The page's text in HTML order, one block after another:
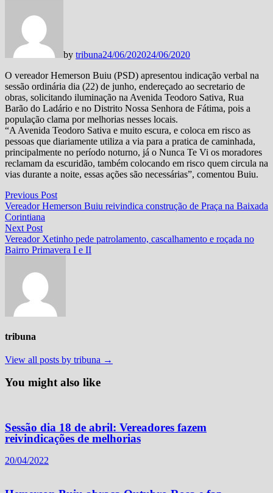
by tribuna24/06/202024/06/2020
O vereador Hemerson Buiu (PSD) apresentou indicação verbal na
sessão ordinária dia (22) de junho, endereçado ao secretario de
obras, solicitando iluminação na Avenida Teodoro Sativa, Rua
Barão do Ladário e no Distrito Nossa Senhora de Fátima, pois a
população clama por melhorias nesses locais.
“A Avenida Teodoro Sativa e muito escura, e coloca em risco as
pessoas que diariamente utiliza a via para a pratica de caminhada,
principalmente no período noturno, já o Nunca Te Vi os moradores
reclamam da escuridão, também colocando em risco quem circula na
vias durante a noite, essas ações são necessárias”, comentou Buiu.
Navegação
de
Post
Previous PostPrevious
post:
Vereador Hemerson Buiu reivindica construção de Praça na Baixada
Corintiana
Next PostNext
post:
Vereador Xetinho pede patrolamento, cascalhamento e roçada no
Bairro Primavera I e II
tribuna
View all posts by tribuna →
You might also like
Sessão dia 18 de abril: Vereadores fazem
reivindicações de melhorias
20/04/2022